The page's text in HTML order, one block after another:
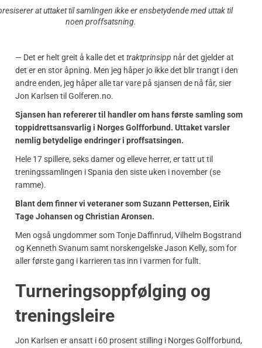
at uttaket til samlingen ikke er ensbetydende med uttak til
noen proffsatsning.
— Det er helt greit å kalle det et traktprinsipp når det gjelder at
det er en stor åpning. Men jeg håper jo ikke det blir trangt i den
andre enden, jeg håper alle tar vare på sjansen de nå får, sier
Jon Karlsen til Golferen.no.
Sjansen han refererer til handler om hans første samling som
toppidrettsansvarlig i Norges Golfforbund. Uttaket varsler
nemlig betydelige endringer i proffsatsingen.
Hele 17 spillere, seks damer og elleve herrer, er tatt ut til
treningssamlingen i Spania den siste uken i november (se
ramme).
Blant dem finner vi veteraner som Suzann Pettersen, Eirik
Tage Johansen og Christian Aronsen.
Men også ungdommer som Tonje Daffinrud, Vilhelm Bogstrand
og Kenneth Svanum samt norskengelske Jason Kelly, som for
aller første gang i karrieren tas inn i varmen for fullt.
Turneringsoppfølging og
treningsleire
Jon Karlsen er ansatt i 60 prosent stilling i Norges Golfforbund,